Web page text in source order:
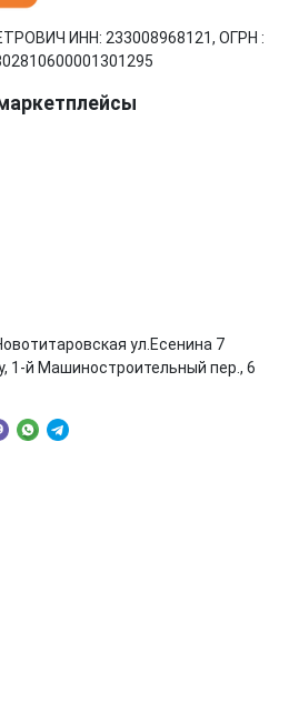
ИНН: 233008968121, ОГРН :
ул.Есенина 7
1-й Машиностроительный пер., 6